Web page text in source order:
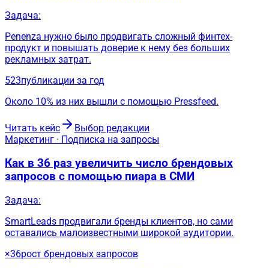
Задача:
Penenza нужно было продвигать сложный финтех-
продукт и повышать доверие к нему без больших
рекламных затрат.
523публикации за год
Около 10% из них вышли с помощью Pressfeed.
Читать кейс
Выбор редакции
Маркетинг · Подписка на запросы
Как в 36 раз увеличить число брендовых
запросов с помощью пиара в СМИ
Задача:
SmartLeads продвигали бренды клиентов, но сами
оставались малоизвестными широкой аудитории.
×36рост брендовых запросов